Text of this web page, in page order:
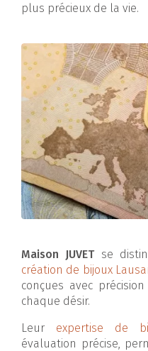
plus précieux de la vie.
Maison JUVETse
création de bijoux
conçues avec
chaque désir.
Leur expertise de
évaluation précise,